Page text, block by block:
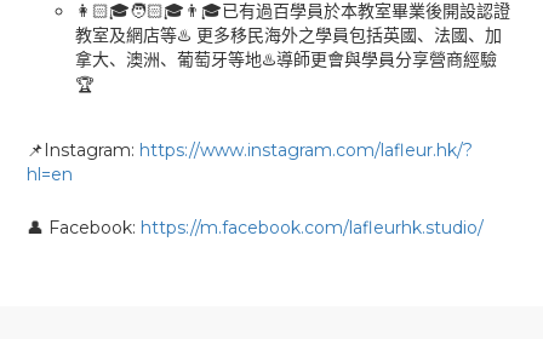
👩🏻🎓🧑🏻🎓👨 🎓已有過百學員於本教室畢業後開設認證
教室及網店等♨️ 更多移民海外之學員包括英國、法國、加
拿大、澳洲、葡萄牙等地♨導師更會與學員分享營商經驗
🏆
📌Instagram: https://www.instagram.com/lafleur.hk/?
hl=en
👤 Facebook: https://m.facebook.com/lafleurhk.studio/